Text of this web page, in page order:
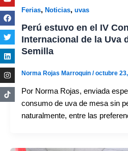
Ferias, Noticias, uvas
Perú estuvo en el IV
Internacional de la Uva
Semilla
Norma Rojas Marroquin /octubre
Por Norma Rojas, enviada
consumo de uva de mesa sin
naturalmente, entre las